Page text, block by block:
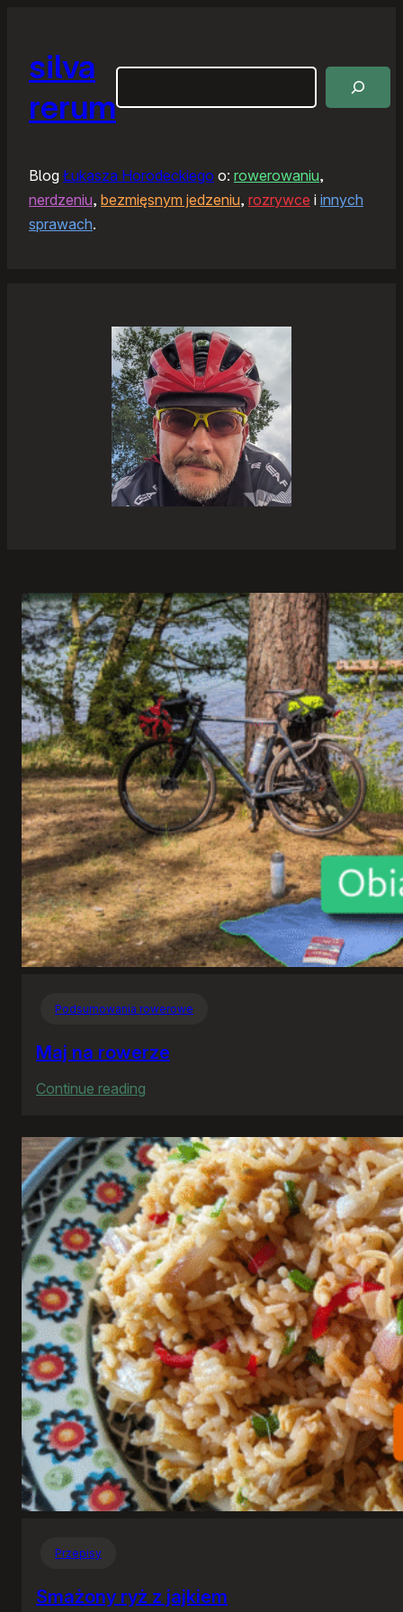
silva
rerum
Blog Łukasza Horodeckiego o: rowerowaniu,
nerdzeniu, bezmięsnym jedzeniu, rozrywce i innych
sprawach.
Podsumowania rowerowe
Maj na rowerze
Continue reading
na
rowerze
Przepisy
Smażony ryż z jajkiem